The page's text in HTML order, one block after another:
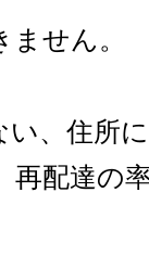
せん。
、住所
再配達の